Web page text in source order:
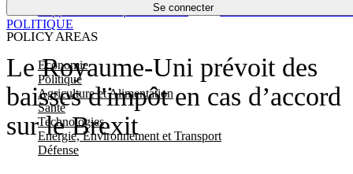
Se connecter
POLICY AREAS
Economie
Politique
Agriculture et Alimentation
Santé
Technologies
Energie, Environnement et Transport
Défense
Économie
Le Royaume-Uni prévoit des
baisses d'impôt en cas d’accord
sur le Brexit
POLITIQUE